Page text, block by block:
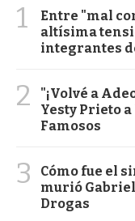
1
Entre "mal
altísima
integrantes
2
"¡Volvé a
Yesty Prieto
Famosos
3
Cómo fue el
murió
Drogas